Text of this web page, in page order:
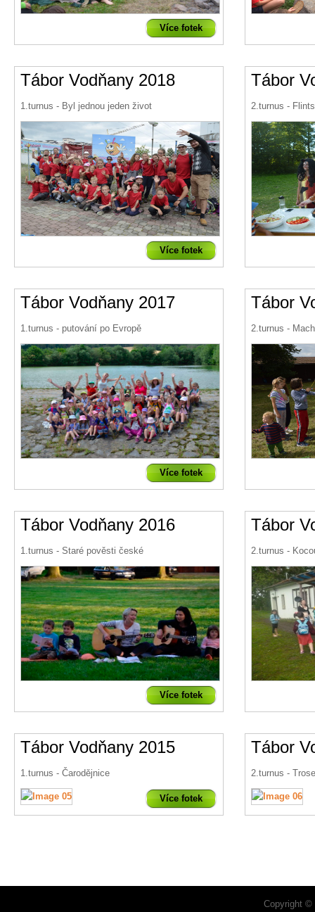
Více fotek
Tábor Vodňany 2018
1.turnus - Byl jednou jeden život
Více fotek
Tábor
2.turnus -
Tábor Vodňany 2017
1.turnus - putování po Evropě
Více fotek
Tábor
2.turnus -
Tábor Vodňany 2016
1.turnus - Staré pověsti české
Více fotek
Tábor
2.turnus -
Tábor Vodňany 2015
1.turnus - Čarodějnice
Více fotek
Tábor
2.turnus -
Copyright